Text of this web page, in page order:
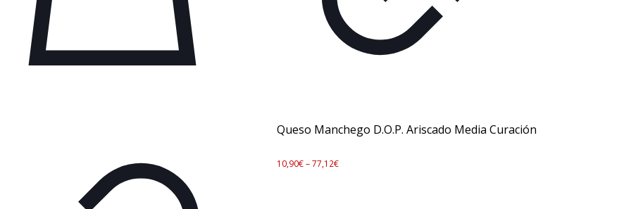
Queso Manchego D.O.P. Ariscado Media Curación
10,90€–77,12€